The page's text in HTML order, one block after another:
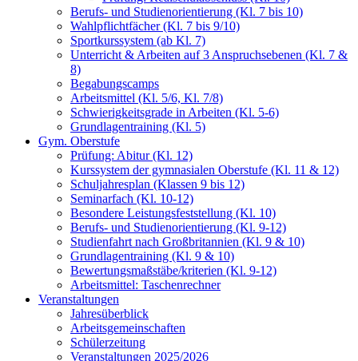
Berufs- und Studienorientierung (Kl. 7 bis 10)
Wahlpflichtfächer (Kl. 7 bis 9/10)
Sportkurssystem (ab Kl. 7)
Unterricht & Arbeiten auf 3 Anspruchsebenen (Kl. 7 &
8)
Begabungscamps
Arbeitsmittel (Kl. 5/6, Kl. 7/8)
Schwierigkeitsgrade in Arbeiten (Kl. 5-6)
Grundlagentraining (Kl. 5)
Gym. Oberstufe
Prüfung: Abitur (Kl. 12)
Kurssystem der gymnasialen Oberstufe (Kl. 11 & 12)
Schuljahresplan (Klassen 9 bis 12)
Seminarfach (Kl. 10-12)
Besondere Leistungsfeststellung (Kl. 10)
Berufs- und Studienorientierung (Kl. 9-12)
Studienfahrt nach Großbritannien (Kl. 9 & 10)
Grundlagentraining (Kl. 9 & 10)
Bewertungsmaßstäbe/kriterien (Kl. 9-12)
Arbeitsmittel: Taschenrechner
Veranstaltungen
Jahresüberblick
Arbeitsgemeinschaften
Schülerzeitung
Veranstaltungen 2025/2026